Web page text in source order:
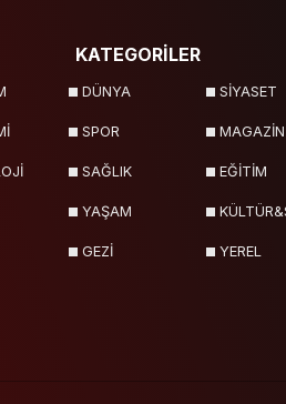
KATEGORİLER
DÜNYA SİYASET
SPOR MAGAZİN
SAĞLIK EĞİTİM
YAŞAM
GEZİ YEREL